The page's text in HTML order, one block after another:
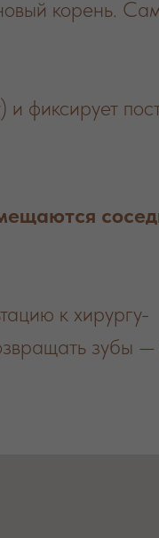
корень.
фиксирует
к хирургу-
зубы —